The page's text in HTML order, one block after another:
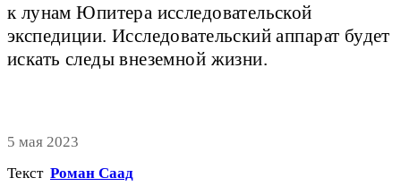
к лунам Юпитера исследовательской
экспедиции. Исследовательский аппарат будет
искать следы внеземной жизни.
5 мая 2023
Текст Роман Саад